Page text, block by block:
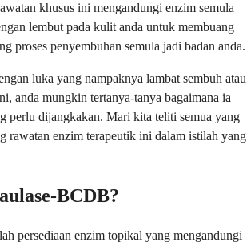
khusus ini mengandungi enzim semula
lembut pada kulit anda untuk membuang
proses penyembuhan semula jadi badan anda.
luka yang nampaknya lambat sembuh atau
anda mungkin tertanya-tanya bagaimana ia
perlu dijangkakan. Mari kita teliti semua yang
rawatan enzim terapeutik ini dalam istilah yang
BCDB?
persediaan enzim topikal yang mengandungi